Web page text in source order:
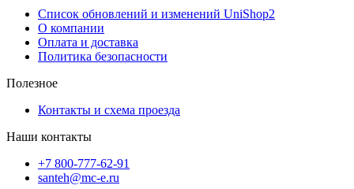
Список обновлений и изменений UniShop2
О компании
Оплата и доставка
Политика безопасности
Полезное
Контакты и схема проезда
Наши контакты
+7 800-777-62-91
santeh@mc-e.ru